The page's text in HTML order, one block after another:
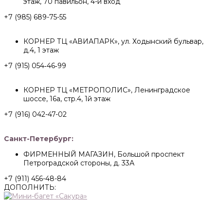
+7 (985) 689-75-55
КОРНЕР ТЦ «АВИАПАРК», ул. Ходынский бульвар,
д.4, 1 этаж
+7 (915) 054‑46‑99
КОРНЕР ТЦ «МЕТРОПОЛИС», Ленинградское
шоссе, 16а, стр.4, 1й этаж
+7 (916) 042-47-02
Санкт-Петербург:
ФИРМЕННЫЙ МАГАЗИН, Большой проспект
Петроградской стороны, д. 33А
+7 (911) 456-48-84
ДОПОЛНИТЬ: